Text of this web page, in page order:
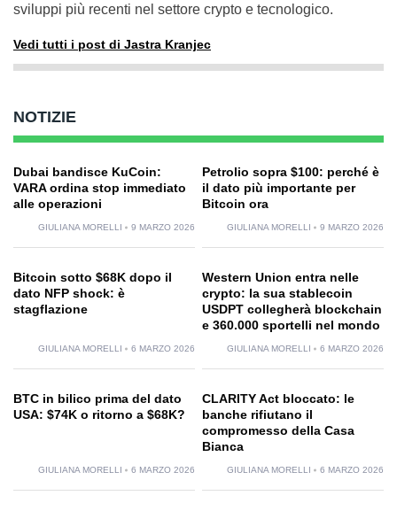
sviluppi più recenti nel settore crypto e tecnologico.
Vedi tutti i post di Jastra Kranjec
NOTIZIE
Dubai bandisce KuCoin:
VARA ordina stop immediato
alle operazioni
GIULIANA MORELLI 9 MARZO 2026
Petrolio sopra $100: perché è
il dato più importante per
Bitcoin ora
GIULIANA MORELLI 9 MARZO 2026
Bitcoin sotto $68K dopo il
dato NFP shock: è
stagflazione
GIULIANA MORELLI 6 MARZO 2026
Western Union entra nelle
crypto: la sua stablecoin
USDPT collegherà blockchain
e 360.000 sportelli nel mondo
GIULIANA MORELLI 6 MARZO 2026
BTC in bilico prima del dato
USA: $74K o ritorno a $68K?
GIULIANA MORELLI 6 MARZO 2026
CLARITY Act bloccato: le
banche rifiutano il
compromesso della Casa
Bianca
GIULIANA MORELLI 6 MARZO 2026